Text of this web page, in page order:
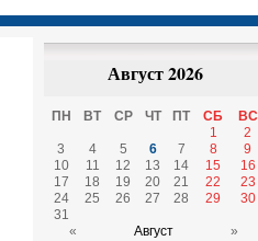
Август 2026
ПН ВТ СР ЧТ ПТ СБ
ВС
1
2
3
4 5 6 7 8
9
10
11 12 13 14 15
16
17
18 19 20 21 22
23
24
25 26 27 28 29
30
31
«
Август »